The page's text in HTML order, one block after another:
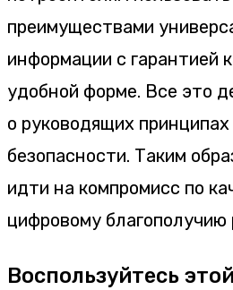
преимуществами
информации с гарантией
удобной форме. Все это
о руководящих
безопасности. Таким
идти на компромисс по
цифровому благополучию
Воспользуйтесь этой